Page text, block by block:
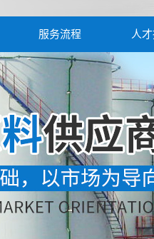
服务流程 人